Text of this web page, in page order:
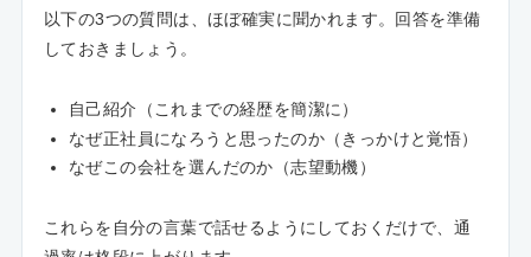
以下の3つの質問は、ほぼ確実に聞かれます。回答を準備
しておきましょう。
自己紹介（これまでの経歴を簡潔に）
なぜ正社員になろうと思ったのか（きっかけと覚悟）
なぜこの会社を選んだのか（志望動機）
これらを自分の言葉で話せるようにしておくだけで、通